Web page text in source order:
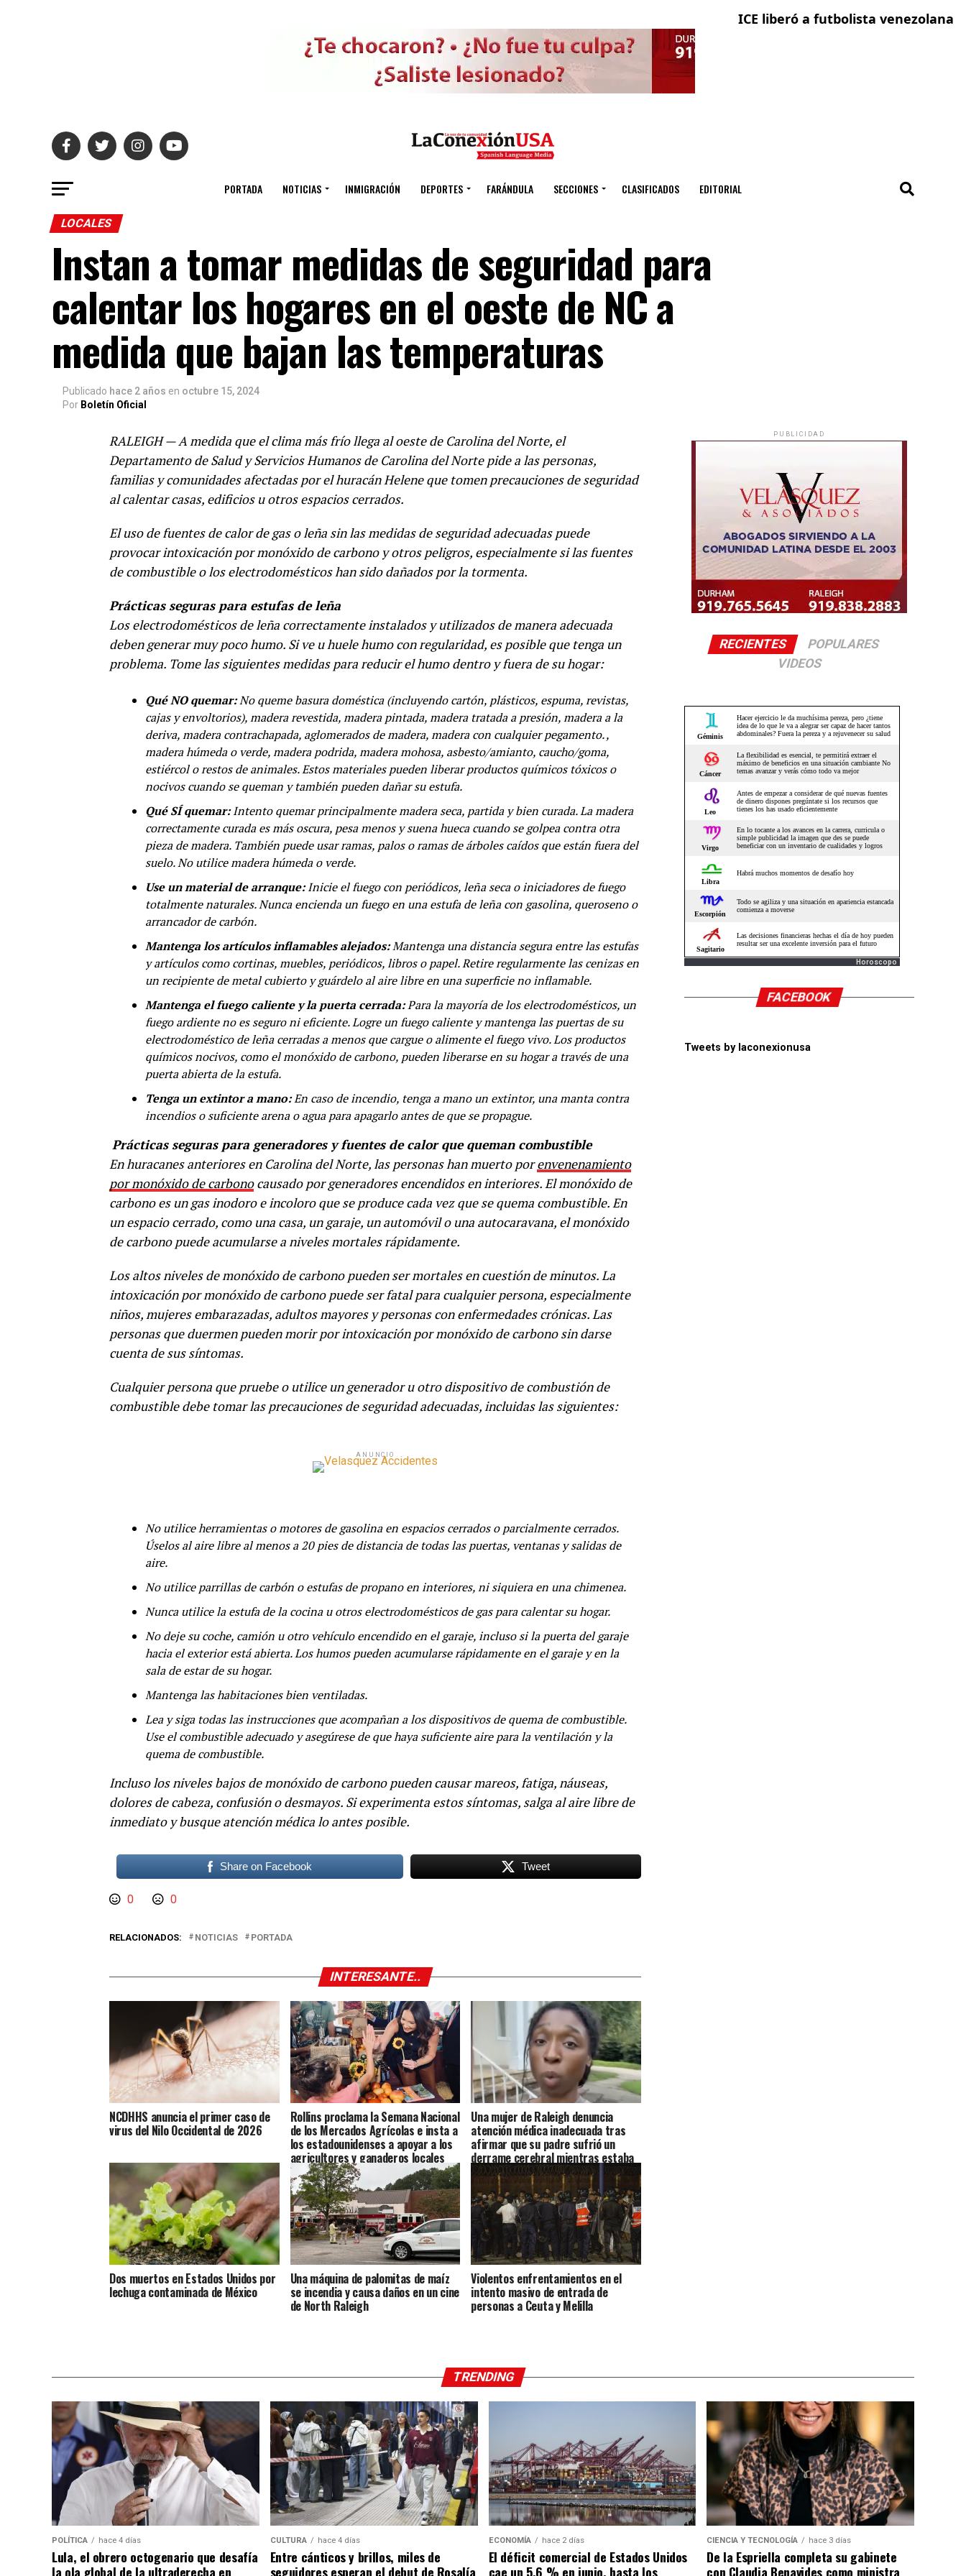
ICE liberó a futbolista venezolana con
La
PORTADA NOTICIAS INMIGRACIÓN DEPORTES FARÁNDULA SECCIONES CLASIFICADOS EDITORIAL
LOCALES
Instan a tomar medidas de seguridad para
calentar los hogares en el oeste de NC a
medida que bajan las temperaturas
Publicado hace 2 años en octubre 15, 2024
Por Boletín Oficial
RALEIGH — A medida que el clima más frío llega al oeste de Carolina del Norte, el
Departamento de Salud y Servicios Humanos de Carolina del Norte pide a las personas,
familias y comunidades afectadas por el huracán Helene que tomen precauciones de seguridad
al calentar casas, edificios u otros espacios cerrados.
El uso de fuentes de calor de gas o leña sin las medidas de seguridad adecuadas puede
provocar intoxicación por monóxido de carbono y otros peligros, especialmente si las fuentes
de combustible o los electrodomésticos han sido dañados por la tormenta.
Prácticas seguras para estufas de leña
Los electrodomésticos de leña correctamente instalados y utilizados de manera adecuada
deben generar muy poco humo. Si ve u huele humo con regularidad, es posible que tenga un
problema. Tome las siguientes medidas para reducir el humo dentro y fuera de su hogar:
Qué NO quemar:No queme basura doméstica (incluyendo cartón, plásticos, espuma, revistas,
cajas y envoltorios), madera revestida, madera pintada, madera tratada a presión, madera a la
deriva, madera contrachapada, aglomerados de madera, madera con cualquier pegamento. ,
madera húmeda o verde, madera podrida, madera mohosa, asbesto/amianto, caucho/goma,
estiércol o restos de animales. Estos materiales pueden liberar productos químicos tóxicos o
nocivos cuando se queman y también pueden dañar su estufa.
Qué SÍ quemar:Intento quemar principalmente madera seca, partida y bien curada. La madera
correctamente curada es más oscura, pesa menos y suena hueca cuando se golpea contra otra
pieza de madera. También puede usar ramas, palos o ramas de árboles caídos que están fuera del
suelo. No utilice madera húmeda o verde.
Use un material de arranque:Inicie el fuego con periódicos, leña seca o iniciadores de fuego
totalmente naturales. Nunca encienda un fuego en una estufa de leña con gasolina, queroseno o
arrancador de carbón.
Mantenga los artículos inflamables alejados:Mantenga una distancia segura entre las estufas
y artículos como cortinas, muebles, periódicos, libros o papel. Retire regularmente las cenizas en
un recipiente de metal cubierto y guárdelo al aire libre en una superficie no inflamable.
Mantenga el fuego caliente y la puerta cerrada:Para la mayoría de los electrodomésticos, un
fuego ardiente no es seguro ni eficiente. Logre un fuego caliente y mantenga las puertas de su
electrodoméstico de leña cerradas a menos que cargue o alimente el fuego vivo. Los productos
químicos nocivos, como el monóxido de carbono, pueden liberarse en su hogar a través de una
puerta abierta de la estufa.
Tenga un extintor a mano:En caso de incendio, tenga a mano un extintor, una manta contra
incendios o suficiente arena o agua para apagarlo antes de que se propague.
Prácticas seguras para generadores y fuentes de calor que queman combustible
En huracanes anteriores en Carolina del Norte, las personas han muerto porenvenenamiento
por monóxido de carbonocausado por generadores encendidos en interiores. El monóxido de
carbono es un gas inodoro e incoloro que se produce cada vez que se quema combustible. En
un espacio cerrado, como una casa, un garaje, un automóvil o una autocaravana, el monóxido
de carbono puede acumularse a niveles mortales rápidamente.
Los altos niveles de monóxido de carbono pueden ser mortales en cuestión de minutos. La
intoxicación por monóxido de carbono puede ser fatal para cualquier persona, especialmente
niños, mujeres embarazadas, adultos mayores y personas con enfermedades crónicas. Las
personas que duermen pueden morir por intoxicación por monóxido de carbono sin darse
cuenta de sus síntomas.
Cualquier persona que pruebe o utilice un generador u otro dispositivo de combustión de
combustible debe tomar las precauciones de seguridad adecuadas, incluidas las siguientes:
ANUNCIO
No utilice herramientas o motores de gasolina en espacios cerrados o parcialmente cerrados.
Úselos al aire libre al menos a 20 pies de distancia de todas las puertas, ventanas y salidas de
aire.
No utilice parrillas de carbón o estufas de propano en interiores, ni siquiera en una chimenea.
Nunca utilice la estufa de la cocina u otros electrodomésticos de gas para calentar su hogar.
No deje su coche, camión u otro vehículo encendido en el garaje, incluso si la puerta del garaje
hacia el exterior está abierta. Los humos pueden acumularse rápidamente en el garaje y en la
sala de estar de su hogar.
Mantenga las habitaciones bien ventiladas.
Lea y siga todas las instrucciones que acompañan a los dispositivos de quema de combustible.
Use el combustible adecuado y asegúrese de que haya suficiente aire para la ventilación y la
quema de combustible.
Incluso los niveles bajos de monóxido de carbono pueden causar mareos, fatiga, náuseas,
dolores de cabeza, confusión o desmayos. Si experimenta estos síntomas, salga al aire libre de
inmediato y busque atención médica lo antes posible.
Share on Facebook Tweet
0 0
RELACIONADOS: NOTICIAS PORTADA
INTERESANTE..
NCDHHS anuncia el primer caso de
virus del Nilo Occidental de 2026
Rollins proclama la Semana Nacional
de los Mercados Agrícolas e insta a
los estadounidenses a apoyar a los
agricultores y ganaderos locales
Una mujer de Raleigh denuncia
atención médica inadecuada tras
afirmar que su padre sufrió un
derrame cerebral mientras estaba
bajo custodia del ICE
Dos muertos en Estados Unidos por
lechuga contaminada de México
Una máquina de palomitas de maíz
se incendia y causa daños en un cine
de North Raleigh
Violentos enfrentamientos en el
intento masivo de entrada de
personas a Ceuta y Melilla
PUBLICIDAD
RECIENTES
POPULARES
VIDEOS
Horoscopo
FACEBOOK
Tweets by laconexionusa
TRENDING
POLÍTICA hace 4 días
Lula, el obrero octogenario que desafía
la ola global de la ultraderecha en
CULTURA hace 4 días
Entre cánticos y brillos, miles de
seguidores esperan el debut de Rosalía
ECONOMÍA hace 2 días
El déficit comercial de Estados Unidos
cae un 5,6 % en junio, hasta los
CIENCIA Y TECNOLOGÍA hace 3 días
De la Espriella completa su gabinete
con Claudia Benavides como ministra